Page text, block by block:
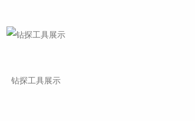
钻探工具展示